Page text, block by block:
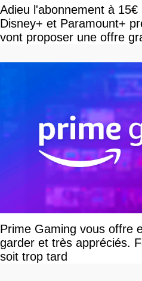
Adieu l'abonnement à
Disney+ et Paramount+
vont proposer une offre
Prime Gaming vous offre
garder et très appréciés.
soit trop tard